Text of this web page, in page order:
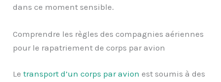
dans ce moment sensible.
Comprendre les règles des compagnies aériennes
pour le rapatriement de corps par avion
Letransport d’un corps par avion est soumis à des